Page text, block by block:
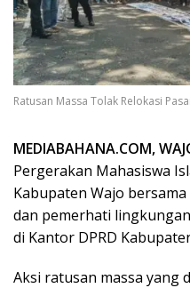
Ratusan Massa Tolak Relokasi
MEDIABAHANA.COM,
Pergerakan Mahasiswa
Kabupaten Wajo
dan pemerhati
di Kantor DPRD
Aksi ratusan massa yang